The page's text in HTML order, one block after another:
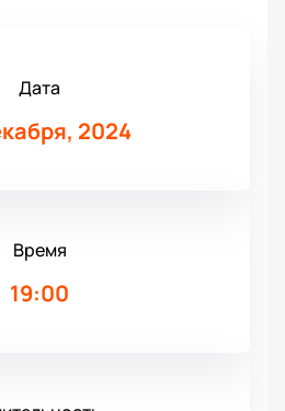
Дата
2024
Время
19:00